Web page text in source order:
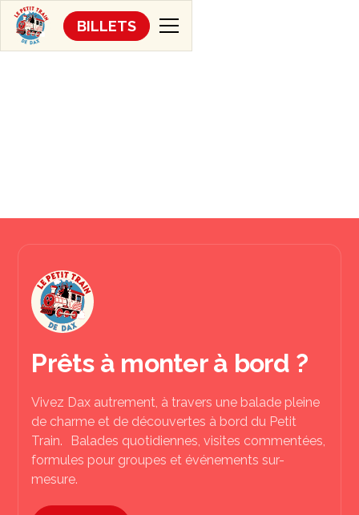
BILLETS
Prêts à monter à bord ?
Vivez Dax autrement, à travers une balade pleine
de charme et de découvertes à bord du Petit
Train. Balades quotidiennes, visites commentées,
formules pour groupes et événements sur-
mesure.